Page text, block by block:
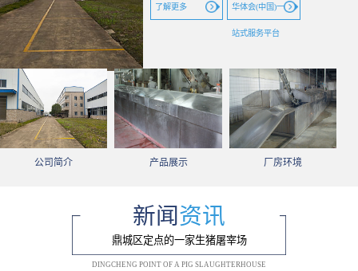
了解更多 华体会(中国)一
站式服务平台
公司简介 产品展示 厂房环境
新闻资讯
鼎城区定点的一家生猪屠宰场
DINGCHENG POINT OF A PIG SLAUGHTERHOUSE